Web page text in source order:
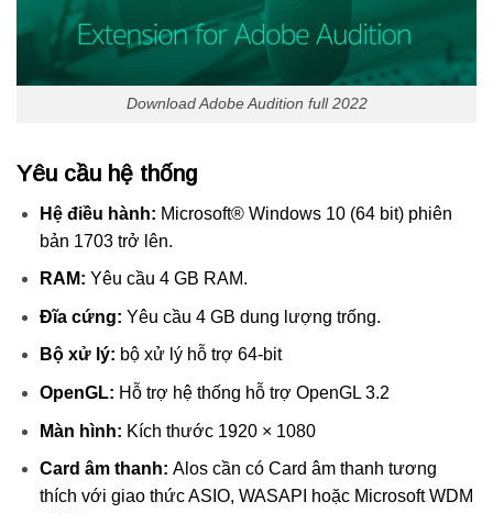
Download Adobe Audition full 2022
Yêu cầu hệ thống
Hệ điều hành: Microsoft® Windows 10 (64 bit) phiên
bản 1703 trở lên.
RAM: Yêu cầu 4 GB RAM.
Đĩa cứng: Yêu cầu 4 GB dung lượng trống.
Bộ xử lý: bộ xử lý hỗ trợ 64-bit
OpenGL: Hỗ trợ hệ thống hỗ trợ OpenGL 3.2
Màn hình: Kích thước 1920 × 1080
Card âm thanh: Alos cần có Card âm thanh tương
thích với giao thức ASIO, WASAPI hoặc Microsoft WDM